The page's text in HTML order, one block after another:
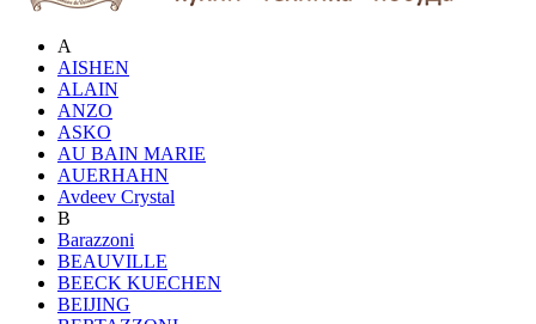
A
AISHEN
ALAIN
ANZO
ASKO
AU BAIN MARIE
AUERHAHN
Avdeev Crystal
B
Barazzoni
BEAUVILLE
BEECK KUECHEN
BEIJING